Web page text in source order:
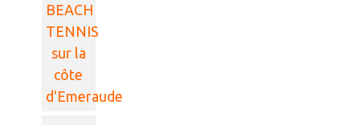
BEACH
TENNIS
sur la
côte
d'Emeraude